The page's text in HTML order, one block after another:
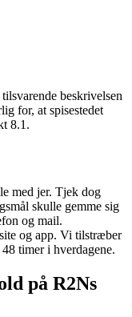
beskrivelsen
for, at spisestedet
8.1.
med jer. Tjek dog
skulle gemme sig
og mail.
og app. Vi tilstræber
timer i hverdagene.
på R2Ns